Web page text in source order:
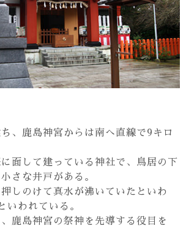
、鹿島神宮からは南へ直線で9キロ
面して建っている神社で、鳥居の下
さな井戸がある。
しのけて真水が沸いていたといわ
いわれている。
鹿島神宮の祭神を先導する役目を